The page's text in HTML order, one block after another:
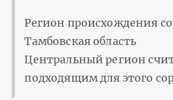
Регион происхождения
Тамбовская область
Центральный регион
подходящим для этого